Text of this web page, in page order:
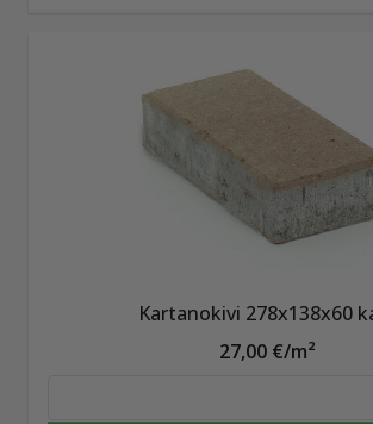
Kartanokivi 278x138x60
27,00 €/m²